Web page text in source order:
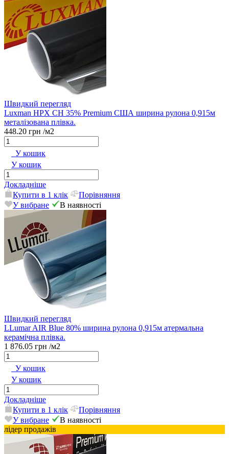
Швидкий перегляд
Luxman HPX CH 35% Premium США ширина рулона 0,915м
металізована плівка.
448.20 грн /м2
У кошик
У кошик
Докладніше
Купити в 1 клік
Порівняння
У вибране
В наявності
Швидкий перегляд
LLumar AIR Blue 80% ширина рулона 0,915м атермальна
керамічна плівка.
1 876.05 грн /м2
У кошик
У кошик
Докладніше
Купити в 1 клік
Порівняння
У вибране
В наявності
лідер продажів